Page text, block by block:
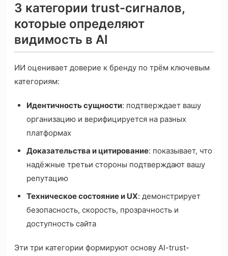
3 категории trust-сигналов,
которые определяют
видимость в AI
ИИ оценивает доверие к бренду по трём ключевым
категориям:
Идентичность сущности: подтверждает вашу
организацию и верифицируется на разных
платформах
Доказательства и цитирование: показывает, что
надёжные третьи стороны подтверждают вашу
репутацию
Техническое состояние и UX: демонстрирует
безопасность, скорость, прозрачность и
доступность сайта
Эти три категории формируют основу AI-trust-